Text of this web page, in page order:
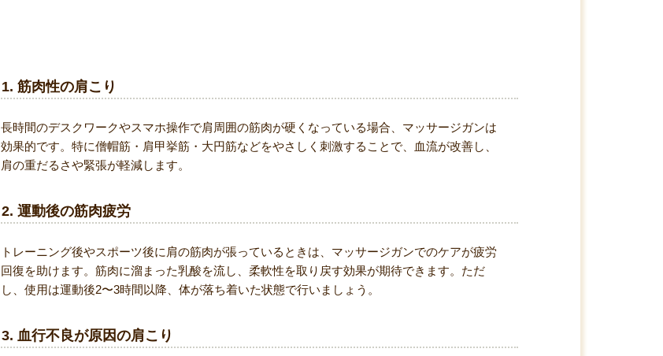
1. 筋肉性の肩こり
長時間のデスクワークやスマホ操作で肩周囲の筋肉が硬くなっている場合、マッサージガンは
効果的です。特に僧帽筋・肩甲挙筋・大円筋などをやさしく刺激することで、血流が改善し、
肩の重だるさや緊張が軽減します。
2. 運動後の筋肉疲労
トレーニング後やスポーツ後に肩の筋肉が張っているときは、マッサージガンでのケアが疲労
回復を助けます。筋肉に溜まった乳酸を流し、柔軟性を取り戻す効果が期待できます。ただ
し、使用は運動後2〜3時間以降、体が落ち着いた状態で行いましょう。
3. 血行不良が原因の肩こり